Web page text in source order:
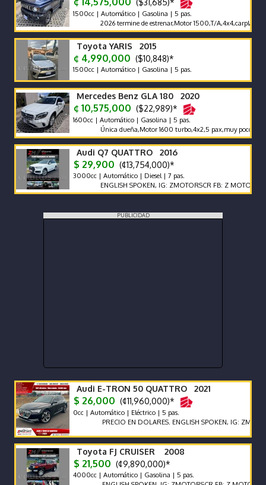
($31,685)*
1500cc | Automático | Gasolina | 5 pas.
2026 termine de estrenar,Motor 1500,T/
Toyota YARIS 2015
¢ 4,990,000 ($10,848)*
1500cc | Automático | Gasolina | 5 pas.
Mercedes Benz GLA 180 2020
¢ 10,575,000 ($22,989)*
1600cc | Automático | Gasolina | 5 pas.
Única dueña,Motor 1600 turbo,4x2,5 pax,muy poco km
Audi Q7 QUATTRO 2016
$ 29,900 (¢13,754,000)*
3000cc | Automático | Diesel | 7 pas.
ENGLISH SPOKEN, IG: ZMOTORSCR FB: Z MOTORS.
PUBLICIDAD
Audi E-TRON 50 QUATTRO 2021
$ 26,000 (¢11,960,000)*
0cc | Automático | Eléctrico | 5 pas.
PRECIO EN DOLARES. ENGLISH SPOKEN, IG:
Toyota FJ CRUISER 2008
$ 21,500 (¢9,890,000)*
4000cc | Automático | Gasolina | 5 pas.